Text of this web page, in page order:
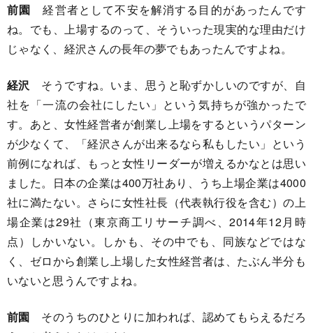
前園 経営者として不安を解消する目的があったんです
ね。でも、上場するのって、そういった現実的な理由だけ
じゃなく、経沢さんの長年の夢でもあったんですよね。
経沢 そうですね。いま、思うと恥ずかしいのですが、自
社を「一流の会社にしたい」という気持ちが強かったで
す。あと、女性経営者が創業し上場をするというパターン
が少なくて、「経沢さんが出来るなら私もしたい」という
前例になれば、もっと女性リーダーが増えるかなとは思い
ました。日本の企業は400万社あり、うち上場企業は4000
社に満たない。さらに女性社長（代表執行役を含む）の上
場企業は29社（東京商工リサーチ調べ、2014年12月時
点）しかいない。しかも、その中でも、同族などではな
く、ゼロから創業し上場した女性経営者は、たぶん半分も
いないと思うんですよね。
前園 そのうちのひとりに加われば、認めてもらえるだろ